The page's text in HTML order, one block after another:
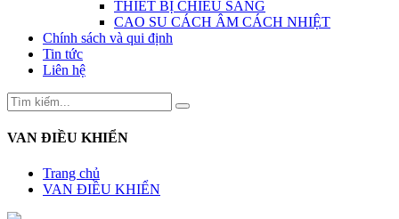
THIẾT BỊ CHIẾU SÁNG
CAO SU CÁCH ÂM CÁCH NHIỆT
Chính sách và qui định
Tin tức
Liên hệ
VAN ĐIỀU KHIỂN
Trang chủ
VAN ĐIỀU KHIỂN